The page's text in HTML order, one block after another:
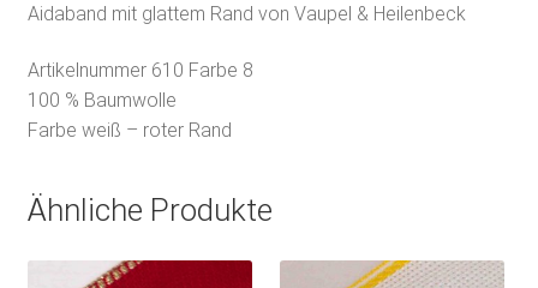
Aidaband mit glattem Rand von Vaupel & Heilenbeck
Artikelnummer 610 Farbe 8
100 % Baumwolle
Farbe weiß – roter Rand
Ähnliche Produkte